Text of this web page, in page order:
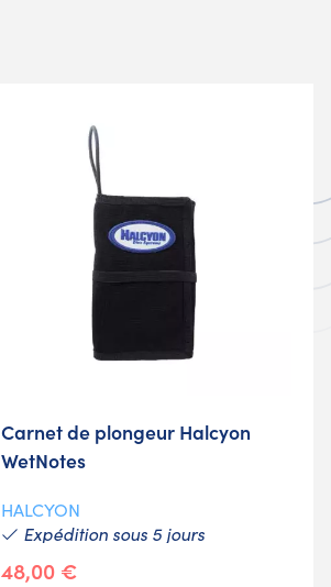
Carnet de plongeur Halcyon
WetNotes
HALCYON
Expédition sous 5 jours
48,00 €